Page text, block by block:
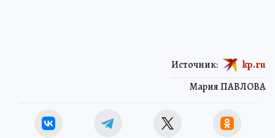
Мария ПАВЛОВА
Источник: kp.ru